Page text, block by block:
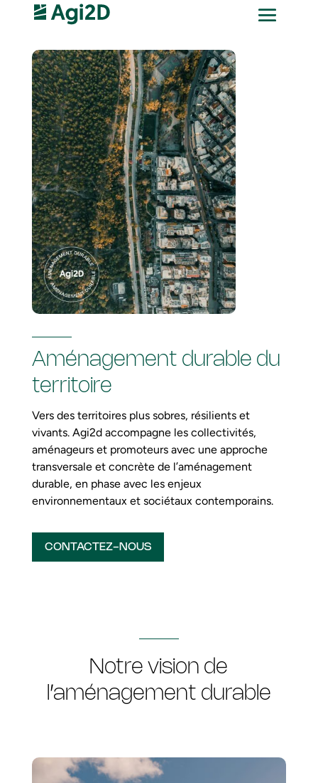
Aménagement durable du
territoire
Vers des territoires plus sobres, résilients et
vivants. Agi2d accompagne les collectivités,
aménageurs et promoteurs avec une approche
transversale et concrète de l’aménagement
durable, en phase avec les enjeux
environnementaux et sociétaux contemporains.
CONTACTEZ-NOUS
Notre vision de
l’aménagement durable